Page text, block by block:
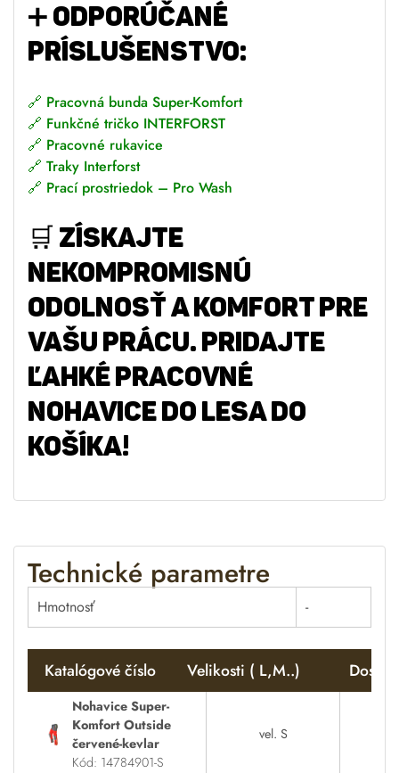
➕ODPORÚČANÉ
PRÍSLUŠENSTVO:
🔗 Pracovná bunda Super-Komfort
🔗 Funkčné tričko INTERFORST
🔗 Pracovné rukavice
🔗 Traky Interforst
🔗 Prací prostriedok – Pro Wash
🛒 Získajte
nekompromisnú
odolnosť a komfort pre
vašu prácu. Pridajte
Ľahké pracovné
nohavice do lesa do
košíka!
Technické parametre
Hmotnosť -
Katalógové číslo Velikosti ( L,M..)
Nohavice Super-
Komfort Outside
červené-kevlar
Kód: 14784901-S
vel. S